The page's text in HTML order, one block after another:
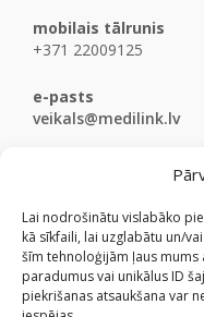
Lai nodrošinātu vislabāko
kā sīkfaili, lai uzglabātu un/
šīm tehnoloģijām ļaus
paradumus vai unikālus ID
piekrišanas atsaukšana var
mobilais tālrunis
+371 22009125
e-pasts
veikals@medilink.lv